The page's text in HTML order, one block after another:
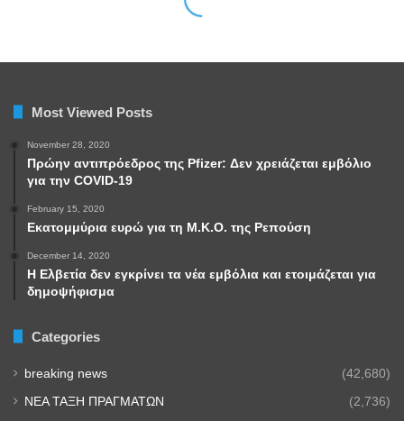
Most Viewed Posts
November 28, 2020
Πρώην αντιπρόεδρος της Pfizer: Δεν χρειάζεται εμβόλιο
για την COVID-19
February 15, 2020
Εκατομμύρια ευρώ για τη Μ.Κ.Ο. της Ρεπούση
December 14, 2020
Η Ελβετία δεν εγκρίνει τα νέα εμβόλια και ετοιμάζεται για
δημοψήφισμα
Categories
breaking news (42,680)
NEA TAΞΗ ΠΡΑΓΜΑΤΩΝ (2,736)